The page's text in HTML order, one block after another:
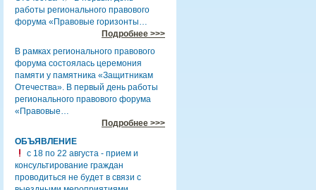
работы регионального правового
форума «Правовые горизонты…
Подробнее >>>
В рамках регионального правового
форума состоялась церемония
памяти у памятника «Защитникам
Отечества». В первый день работы
регионального правового форума
«Правовые…
Подробнее >>>
ОБЪЯВЛЕНИЕ
с 18 по 22 августа - прием и
консультирование граждан
проводиться не будет в связи с